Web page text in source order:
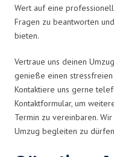
Wert auf eine
Fragen zu beantworten
bieten.
Vertraue uns deinen
genieße einen
Kontaktiere uns gerne
Kontaktformular, um
Termin zu vereinbaren.
Umzug begleiten zu